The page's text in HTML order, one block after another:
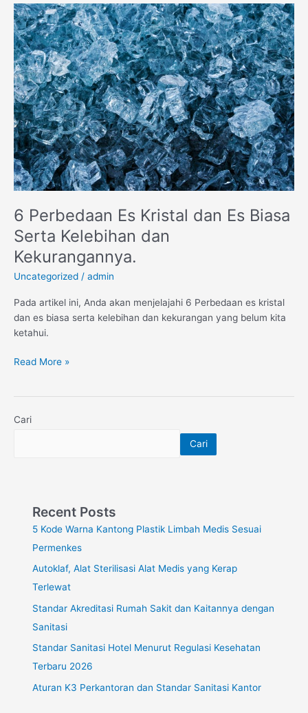
6 Perbedaan Es Kristal dan Es Biasa
Serta Kelebihan dan
Kekurangannya.​
Uncategorized / admin
Pada artikel ini, Anda akan menjelajahi 6 Perbedaan es kristal
dan es biasa serta kelebihan dan kekurangan yang belum kita
ketahui.​
6
Perbedaan
Es
Kristal
dan
Es
Biasa
Serta
Kelebihan
dan
Kekurangannya.​
Read More »
Cari
Cari
Recent Posts
5 Kode Warna Kantong Plastik Limbah Medis Sesuai
Permenkes
Autoklaf, Alat Sterilisasi Alat Medis yang Kerap
Terlewat
Standar Akreditasi Rumah Sakit dan Kaitannya dengan
Sanitasi
Standar Sanitasi Hotel Menurut Regulasi Kesehatan
Terbaru 2026
Aturan K3 Perkantoran dan Standar Sanitasi Kantor